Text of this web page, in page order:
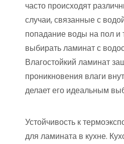
часто происходят
случаи, связанные с
попадание воды на пол и
выбирать ламинат с
Влагостойкий ламинат
проникновения влаги
делает его идеальным
Устойчивость к
для ламината в кухне.